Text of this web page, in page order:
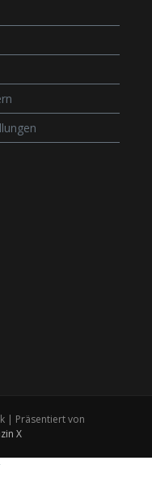
| Präsentiert von
X